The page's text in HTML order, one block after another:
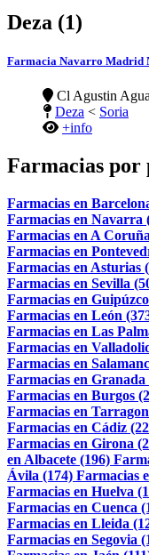
Deza (1)
Farmacia Navarro Madrid
Cl Agustin
Deza < Soria
+info
Farmacias por
Farmacias en
Farmacias en Navarra
Farmacias en A
Farmacias en
Farmacias en Asturias
Farmacias en Sevilla
Farmacias en
Farmacias en León
Farmacias en Las
Farmacias en
Farmacias en
Farmacias en Granada
Farmacias en Burgos
Farmacias en
Farmacias en Cádiz
Farmacias en Girona
en Albacete (196)
Ávila (174) Farmacias
Farmacias en Huelva
Farmacias en Cuenca
Farmacias en Lleida
Farmacias en Segovia